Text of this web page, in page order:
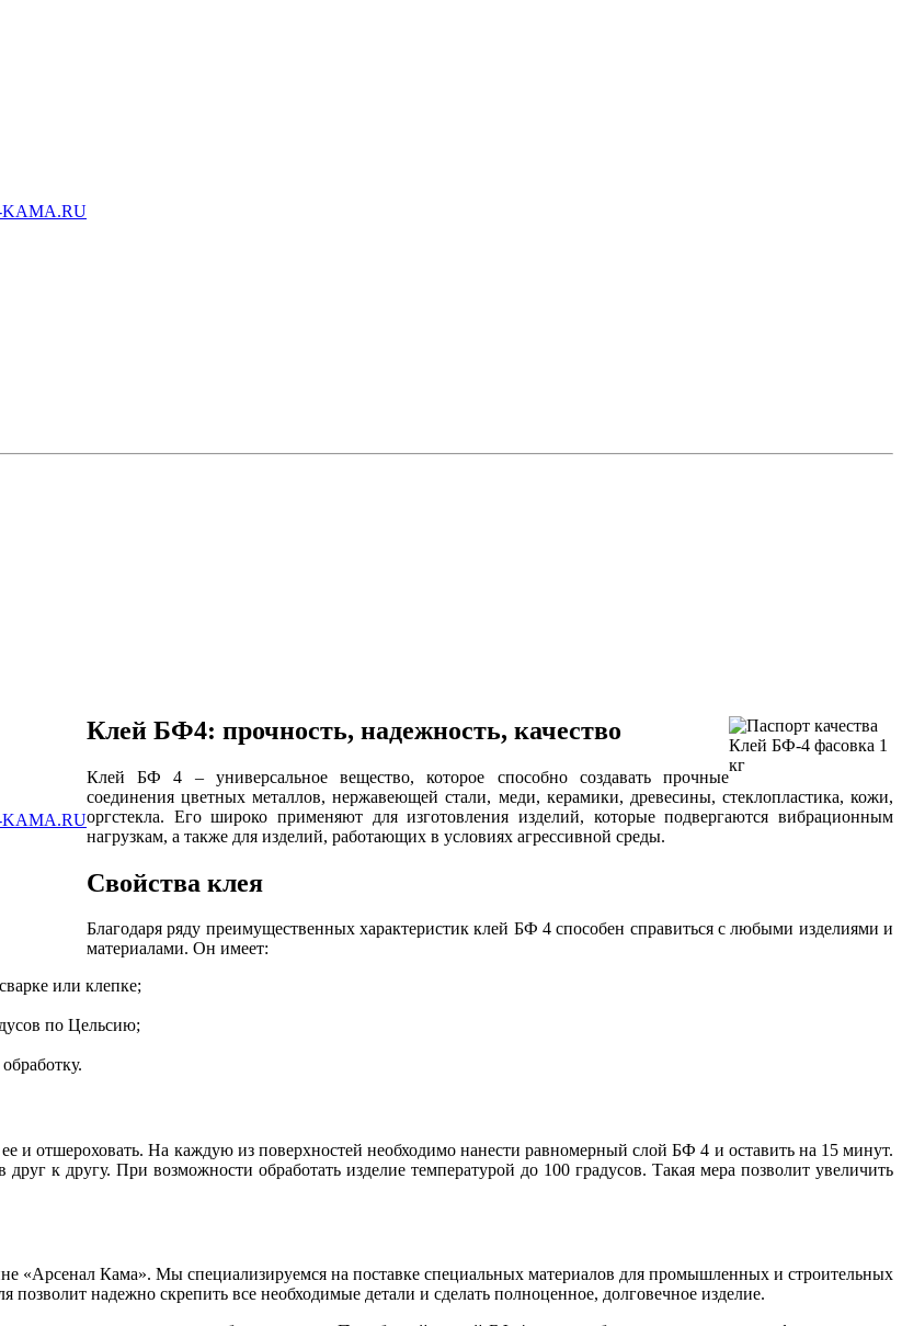
Клей БФ4: прочность, надежность, качество
Клей БФ 4 – универсальное вещество, которое способно создавать прочные
соединения цветных металлов, нержавеющей стали, меди, керамики, древесины, стеклопластика, кожи,
оргстекла. Его широко применяют для изготовления изделий, которые подвергаются вибрационным
нагрузкам, а также для изделий, работающих в условиях агрессивной среды.
Свойства клея
Благодаря ряду преимущественных характеристик клей БФ 4 способен справиться с любыми изделиями и
материалами. Он имеет:
или клепке;
по Цельсию;
и отшероховать. На каждую из поверхностей необходимо нанести равномерный слой БФ 4 и оставить на 15 минут.
к другу. При возможности обработать изделие температурой до 100 градусов. Такая мера позволит увеличить
«Арсенал Кама». Мы специализируемся на поставке специальных материалов для промышленных и строительных
надежно скрепить все необходимые детали и сделать полноценное, долговечное изделие.